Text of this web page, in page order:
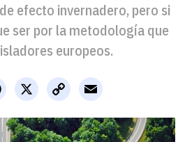
efecto invernadero, pero si
ser por la metodología que
europeos.
X
Facebook
Copy
Link
Email